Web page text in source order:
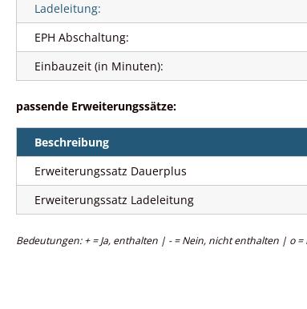
Ladeleitung:
EPH Abschaltung:
Einbauzeit (in Minuten):
passende Erweiterungssätze:
Beschreibung
Erweiterungssatz Dauerplus
Erweiterungssatz Ladeleitung
Bedeutungen: + = Ja, enthalten | - = Nein, nicht enthalten | o